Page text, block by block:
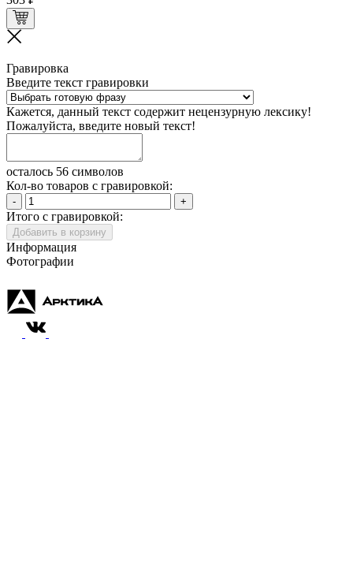
Гравировка
Введите текст гравировки
Кажется, данный текст содержит нецензурную лексику!
Пожалуйста, введите новый текст!
осталось 56 символов
Кол-во товаров с гравировкой:
- +
Итого с гравировкой:
Добавить в корзину
Информация
Фотографии